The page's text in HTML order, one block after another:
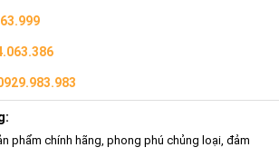
phẩm chính hãng, phong phú chủng loại, đảm